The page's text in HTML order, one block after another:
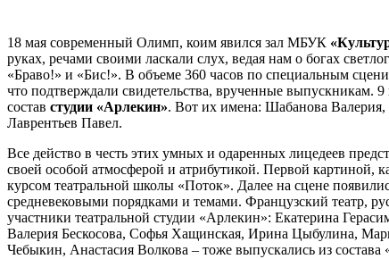
18 мая современный Олимп, коим явился зал МБУК
руках, речами своими ласкали слух, ведая нам о богах
«Браво!» и «Бис!». В объеме 360 часов по специальным
что подтверждали свидетельства, врученные выпускникам.
состав студии «Арлекин». Вот их имена: Шабанова
Лаврентьев Павел.
Все действо в честь этих умных и одаренных лицедеев
своей особой атмосферой и атрибутикой. Первой картиной,
курсом театральной школы «Поток». Далее на сцене
средневековыми порядками и темами. Французский театр,
участники театральной студии «Арлекин»: Екатерина
Валерия Бескосова, Софья Хащинская, Ирина Цыбулина,
Чебыкин, Анастасия Волкова – тоже выпускались из